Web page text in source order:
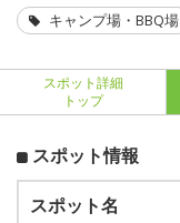
キャンプ場・BBQ場
スポット詳細
トップ
スポット情報
スポット名